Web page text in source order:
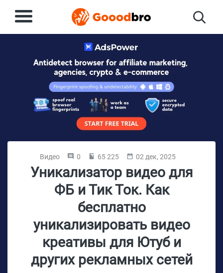
Видео 0 65 225 02 дек, 2025
Уникализатор видео для
ФБ и Тик Ток. Как
бесплатно
уникализировать видео
креативы для Ютуб и
других рекламных сетей